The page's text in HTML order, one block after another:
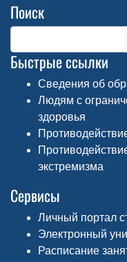
Поиск
Быстрые ссылки
Сведения об
Людям с
здоровья
экстремизма
Сервисы
Личный портал
Электронный
Расписание